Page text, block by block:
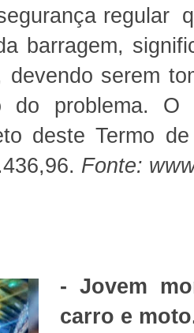
regular
barragem,
devendo serem
do problema.
deste Termo
Fonte:
- Jovem
carro e